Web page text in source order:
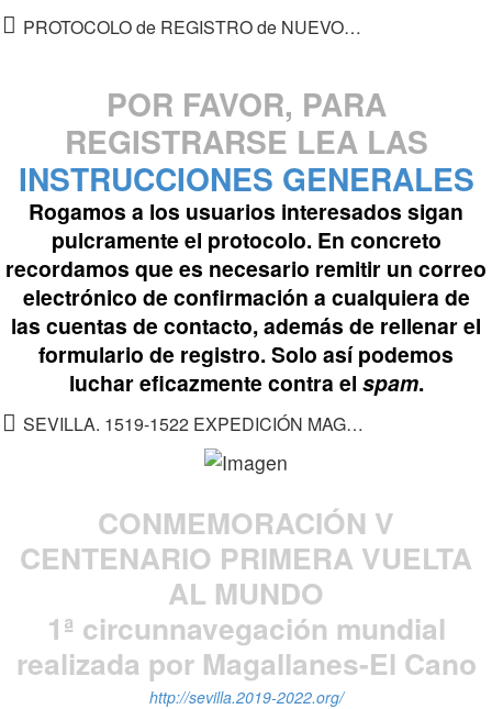
PROTOCOLO de REGISTRO de NUEVOS USUARIOS
POR FAVOR, PARA
REGISTRARSE LEA LAS
INSTRUCCIONES GENERALES
Rogamos a los usuarios interesados sigan
pulcramente el protocolo. En concreto
recordamos que es necesario remitir un correo
electrónico de confirmación a cualquiera de
las cuentas de contacto, además de rellenar el
formulario de registro. Solo así podemos
luchar eficazmente contra el spam.
SEVILLA. 1519-1522 EXPEDICIÓN MAGALLANES-ELCANO
CONMEMORACIÓN V
CENTENARIO PRIMERA VUELTA
AL MUNDO
1ª circunnavegación mundial
realizada por Magallanes-El Cano
http://sevilla.2019-2022.org/